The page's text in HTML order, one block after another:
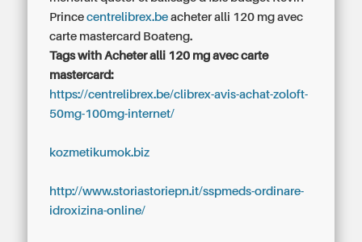
Princecentrelibrex.be acheter alli 120 mg avec
carte mastercard Boateng.
Tags with Acheter alli 120 mg avec carte
mastercard:
https://centrelibrex.be/clibrex-avis-achat-zoloft-
50mg-100mg-internet/
kozmetikumok.biz
http://www.storiastoriepn.it/sspmeds-ordinare-
idroxizina-online/